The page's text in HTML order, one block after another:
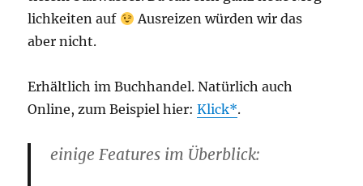
lich­kei­ten auf
Aus­rei­zen wür­den wir das
aber nicht.
Erhält­lich im Buch­han­del. Natür­lich auch
Online, zum Bei­spiel hier:Klick .
eini­ge Fea­tures im Überblick: